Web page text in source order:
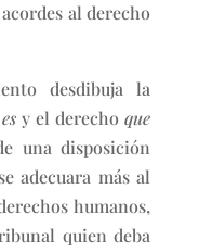
al derecho
desdibuja la
y el derechoque
una disposición
adecuara más al
humanos,
quien deba